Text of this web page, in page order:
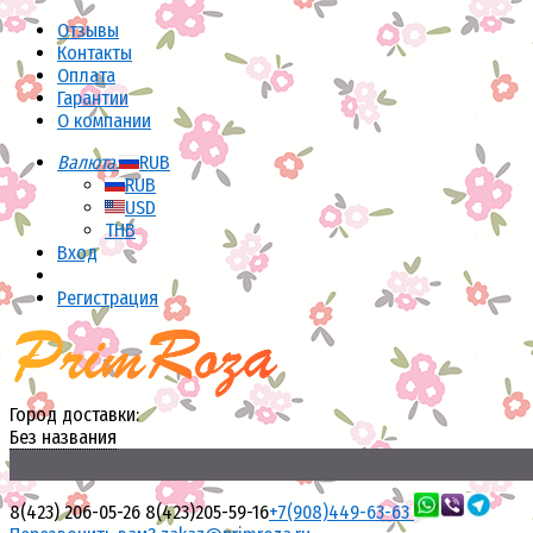
Отзывы
Контакты
Оплата
Гарантии
О компании
Валюта:
RUB
RUB
USD
THB
Вход
Регистрация
Город доставки:
Без названия
8(423) 206-05-26 8(423)205-59-16+7(908)449-63-63